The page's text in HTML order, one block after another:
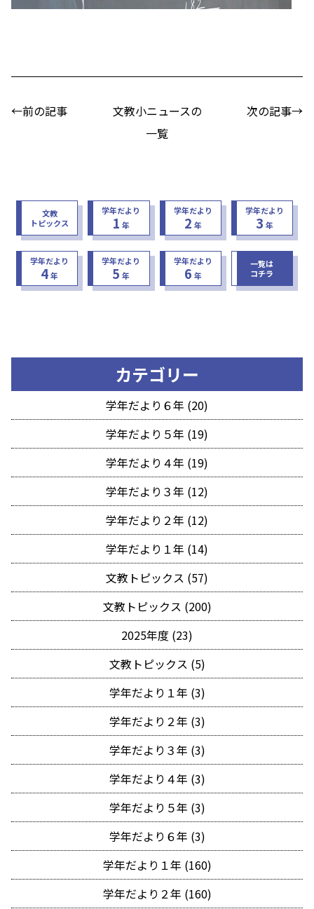
←前の記事
文教小ニュースの
一覧
次の記事→
文教
トピックス
学年だより
1 年
学年だより
2 年
学年だより
3 年
学年だより
4年
学年だより
5 年
学年だより
6 年
一覧は
コチラ
カテゴリー
学年だより６年 (20)
学年だより５年 (19)
学年だより４年 (19)
学年だより３年 (12)
学年だより２年 (12)
学年だより１年 (14)
文教トピックス (57)
文教トピックス (200)
2025年度 (23)
文教トピックス (5)
学年だより１年 (3)
学年だより２年 (3)
学年だより３年 (3)
学年だより４年 (3)
学年だより５年 (3)
学年だより６年 (3)
学年だより１年 (160)
学年だより２年 (160)